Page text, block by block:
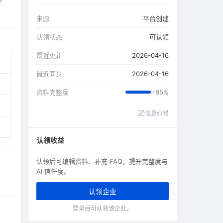
来源 平台创建
认领状态 可认领
最近更新 2026-04-16
最近同步 2026-04-16
资料完整度 85%
信息纠错
认领收益
认领后可编辑资料、补充 FAQ，提升完整度与
AI 信任度。
认领企业
登录后可认领该企业。